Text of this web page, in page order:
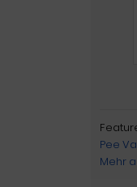
Pee
Mehr